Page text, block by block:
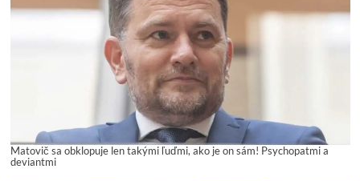
Matovič sa obklopuje len takými ľuďmi, ako je on sám! Psychopatmi a
deviantmi